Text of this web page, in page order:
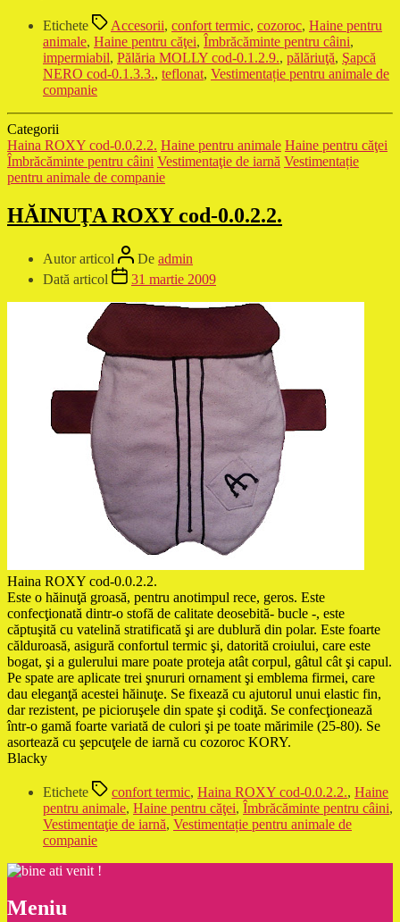
Etichete Accesorii, confort termic, cozoroc, Haine pentru
animale, Haine pentru căţei, Îmbrăcăminte pentru câini,
impermiabil, Pălăria MOLLY cod-0.1.2.9., pălăriuţă, Şapcă
NERO cod-0.1.3.3., teflonat, Vestimentație pentru animale de
companie
Categorii
Haina ROXY cod-0.0.2.2. Haine pentru animale Haine pentru căţei
Îmbrăcăminte pentru câini Vestimentaţie de iarnă Vestimentație
pentru animale de companie
HĂINUŢA ROXY cod-0.0.2.2.
Autor articol De admin
Dată articol
31 martie 2009
Haina ROXY cod-0.0.2.2.
Este o hăinuţă groasă, pentru anotimpul rece, geros. Este
confecţionată dintr-o stofă de calitate deosebită- bucle -, este
căptuşită cu vatelină stratificată şi are dublură din polar. Este foarte
călduroasă, asigură confortul termic şi, datorită croiului, care este
bogat, şi a gulerului mare poate proteja atât corpul, gâtul cât şi capul.
Pe spate are aplicate trei şnururi ornament şi emblema firmei, care
dau eleganţă acestei hăinuţe. Se fixează cu ajutorul unui elastic fin,
dar rezistent, pe picioruşele din spate şi codiţă. Se confecţionează
într-o gamă foarte variată de culori şi pe toate mărimile (25-80). Se
asortează cu şepcuţele de iarnă cu cozoroc KORY.
Blacky
Etichete confort termic, Haina ROXY cod-0.0.2.2., Haine
pentru animale, Haine pentru căţei, Îmbrăcăminte pentru câini,
Vestimentaţie de iarnă, Vestimentație pentru animale de
companie
Meniu